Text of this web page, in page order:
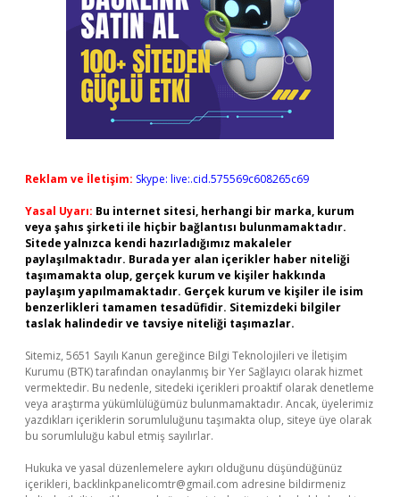
Reklam ve İletişim: Skype: live:.cid.575569c608265c69
Yasal Uyarı: Bu internet sitesi, herhangi bir marka, kurum
veya şahıs şirketi ile hiçbir bağlantısı bulunmamaktadır.
Sitede yalnızca kendi hazırladığımız makaleler
paylaşılmaktadır. Burada yer alan içerikler haber niteliği
taşımamakta olup, gerçek kurum ve kişiler hakkında
paylaşım yapılmamaktadır. Gerçek kurum ve kişiler ile isim
benzerlikleri tamamen tesadüfidir. Sitemizdeki bilgiler
taslak halindedir ve tavsiye niteliği taşımazlar.
Sitemiz, 5651 Sayılı Kanun gereğince Bilgi Teknolojileri ve İletişim
Kurumu (BTK) tarafından onaylanmış bir Yer Sağlayıcı olarak hizmet
vermektedir. Bu nedenle, sitedeki içerikleri proaktif olarak denetleme
veya araştırma yükümlülüğümüz bulunmamaktadır. Ancak, üyelerimiz
yazdıkları içeriklerin sorumluluğunu taşımakta olup, siteye üye olarak
bu sorumluluğu kabul etmiş sayılırlar.
Hukuka ve yasal düzenlemelere aykırı olduğunu düşündüğünüz
içerikleri, backlinkpanelicomtr@gmail.com adresine bildirmeniz